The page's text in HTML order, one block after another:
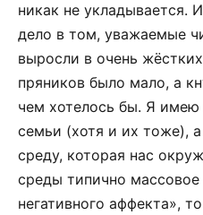
никак не укладывается.
дело в том, уважаемые
выросли в очень
пряников было мало, а
чем хотелось бы. Я
семьи (хотя и их тоже),
среду, которая нас
среды типично
негативного аффекта»,